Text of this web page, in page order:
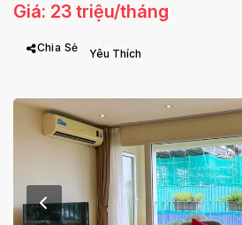
Giá: 23 triệu/tháng
Chia Sẻ